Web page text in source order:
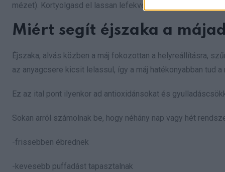
mézet). Kortyolgasd el lassan lefekvés előtt.
Miért segít éjszaka a
Éjszaka, alvás közben a máj fokozottan a helyreállításra,
az anyagcsere kicsit lelassul, így a máj hatékonyabban tud
Ez az ital pont ilyenkor ad antioxidánsokat és
Sokan arról számolnak be, hogy néhány nap vagy hét
-frissebben ébrednek
-kevesebb puffadást tapasztalnak